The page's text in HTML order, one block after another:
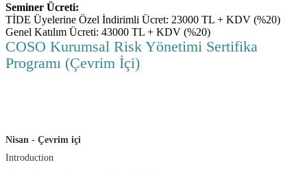
Seminer Ücreti:
TİDE Üyelerine Özel İndirimli Ücret: 23000 TL + KDV (%20)
Genel Katılım Ücreti: 43000 TL + KDV (%20)
COSO Kurumsal Risk Yönetimi Sertifika
Programı (Çevrim İçi)
Nisan - Çevrim içi
Introduction